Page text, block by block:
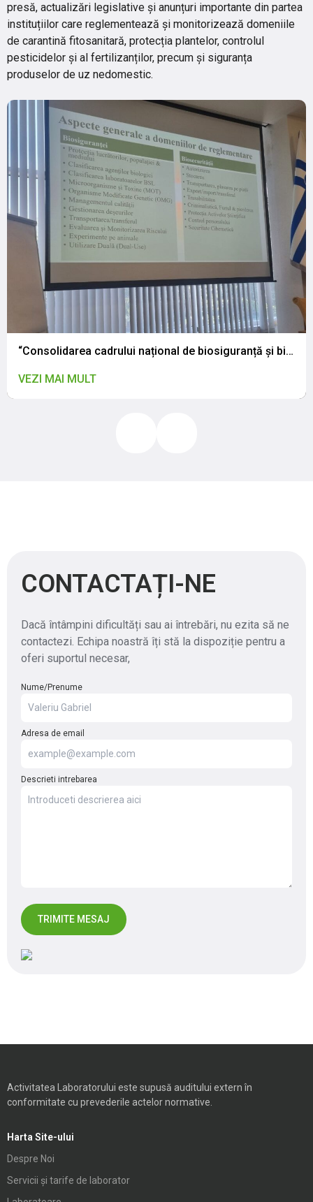
presă, actualizări legislative și anunțuri importante din partea
instituțiilor care reglementează și monitorizează domeniile
de carantină fitosanitară, protecția plantelor, controlul
pesticidelor și al fertilizanților, precum și siguranța
produselor de uz nedomestic.
“Consolidarea cadrului național de biosiguranță și biosecuritate: CNSAPSA a participat la atelierul de validare a legislației naționale”
VEZI MAI MULT
CONTACTAȚI-NE
Dacă întâmpini dificultăți sau ai întrebări, nu ezita să ne
contactezi. Echipa noastră îți stă la dispoziție pentru a
oferi suportul necesar,
Nume/Prenume
Adresa de email
Descrieti intrebarea
Activitatea Laboratorului este supusă auditului extern în
conformitate cu prevederile actelor normative.
Harta Site-ului
Despre Noi
Servicii și tarife de laborator